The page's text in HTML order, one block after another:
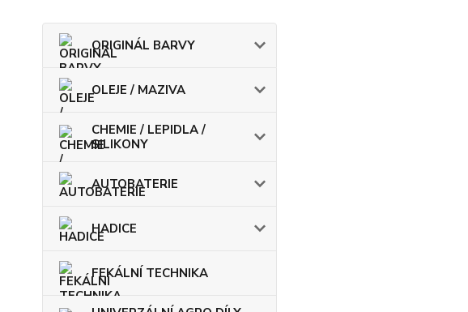
ORIGINÁL BARVY
OLEJE / MAZIVA
CHEMIE / LEPIDLA /
SILIKONY
AUTOBATERIE
HADICE
FEKÁLNÍ TECHNIKA